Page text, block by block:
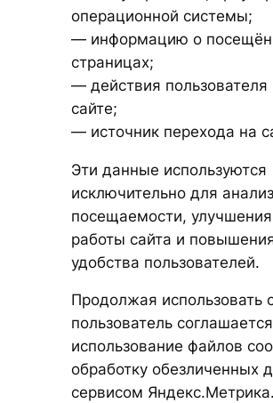
операционной системы;
— информацию о
страницах;
— действия пользователя
сайте;
— источник перехода на
Эти данные используются
исключительно для
посещаемости, улучшения
работы сайта и
удобства пользователей.
Продолжая использовать
пользователь
использование файлов
обработку обезличенных
сервисом Яндекс.Метрика.